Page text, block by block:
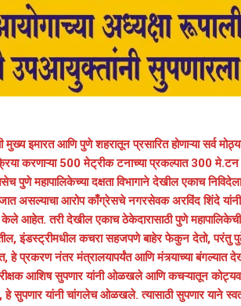
मुख्य इमारत आणि पुणे शहरातून प्रसारित होणाऱ्या सर्व
करणाऱ्या 500 मेट्रीक टनाच्या प्रकल्पात 300
पुणे महापालिकेच्या दक्षता विभागाने देखील एकाच
जात असल्याचा आरोप काँग्रेसचे नगरसेवक अरविंद शिंदे
केले आहेत. तरी देखील एकाच ठेकेदारासाठी पुणे
इंडस्ट्रीमधील कचरा सहजपणे बाहेर फेकुन देतो, परंतु पुढे
प्रकरण नंतर मंत्रालयापर्यंत आणि मंत्र्याच्या बंगल्यात
निरीक्षक आशिष सुपणार यांनी ओळखले आणि कचऱ्यातून
हे सुपणार यांनी चांगलेच ओळखले. त्यासाठी सुपणार याने